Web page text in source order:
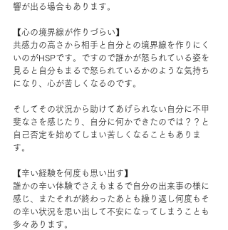
響が出る場合もあります。
【心の境界線が作りづらい】
共感力の高さから相手と自分との境界線を作りにく
いのがHSPです。ですので誰かが怒られている姿を
見ると自分もまるで怒られているかのような気持ち
になり、心が苦しくなるのです。
そしてその状況から助けてあげられない自分に不甲
斐なさを感じたり、自分に何かできたのでは？？と
自己否定を始めてしまい苦しくなることもありま
す。
【辛い経験を何度も思い出す】
誰かの辛い体験でさえもまるで自分の出来事の様に
感じ、またそれが終わったあとも繰り返し何度もそ
の辛い状況を思い出して不安になってしまうことも
多々あります。